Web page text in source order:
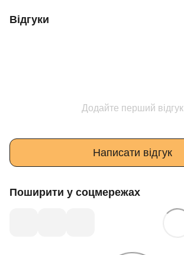
Відгуки
Додайте перший відгук
Написати відгук
Поширити у соцмережах